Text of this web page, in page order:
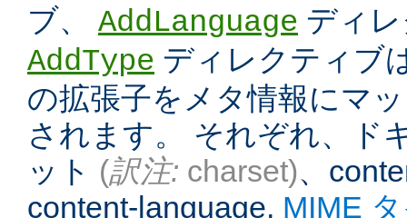
ブ、 AddLanguage ディ
AddType ディレクティブ
の拡張子をメタ情報にマ
されます。 それぞれ、ド
ット (訳注: charset)、
content-language, MIME